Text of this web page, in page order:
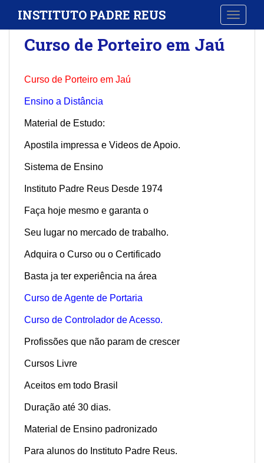
i
INSTITUTO PADRE REUS
Curso de Porteiro em Jaú
Curso de Porteiro em Jaú
Ensino a Distância
Material de Estudo:
Apostila impressa e Videos de Apoio.
Sistema de Ensino
Instituto Padre Reus Desde 1974
Faça hoje mesmo e garanta o
Seu lugar no mercado de trabalho.
Adquira o Curso ou o Certificado
Basta ja ter experiência na área
Curso de Agente de Portaria
Curso de Controlador de Acesso.
Profissões que não param de crescer
Cursos Livre
Aceitos em todo Brasil
Duração até 30 dias.
Material de Ensino padronizado
Para alunos do Instituto Padre Reus.